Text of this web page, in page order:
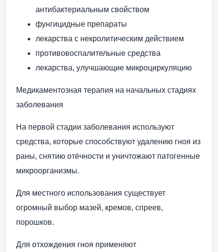
антибактериальным свойством
фунгицидные препараты
лекарства с некролитическим действием
противовоспалительные средства
лекарства, улучшающие микроциркуляцию
Медикаментозная терапия на начальных стадиях
заболевания
На первой стадии заболевания используют
средства, которые способствуют удалению гноя из
раны, снятию отёчности и уничтожают патогенные
микроорганизмы.
Для местного использования существует
огромный выбор мазей, кремов, спреев,
порошков.
Для отхождения гноя применяют